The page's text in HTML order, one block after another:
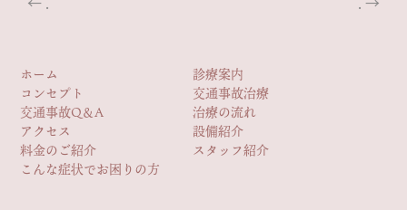
ホーム
診療案内
コンセプト
交通事故治療
交通事故Q＆A
治療の流れ
アクセス
設備紹介
料金のご紹介
スタッフ紹介
こんな症状でお困りの方